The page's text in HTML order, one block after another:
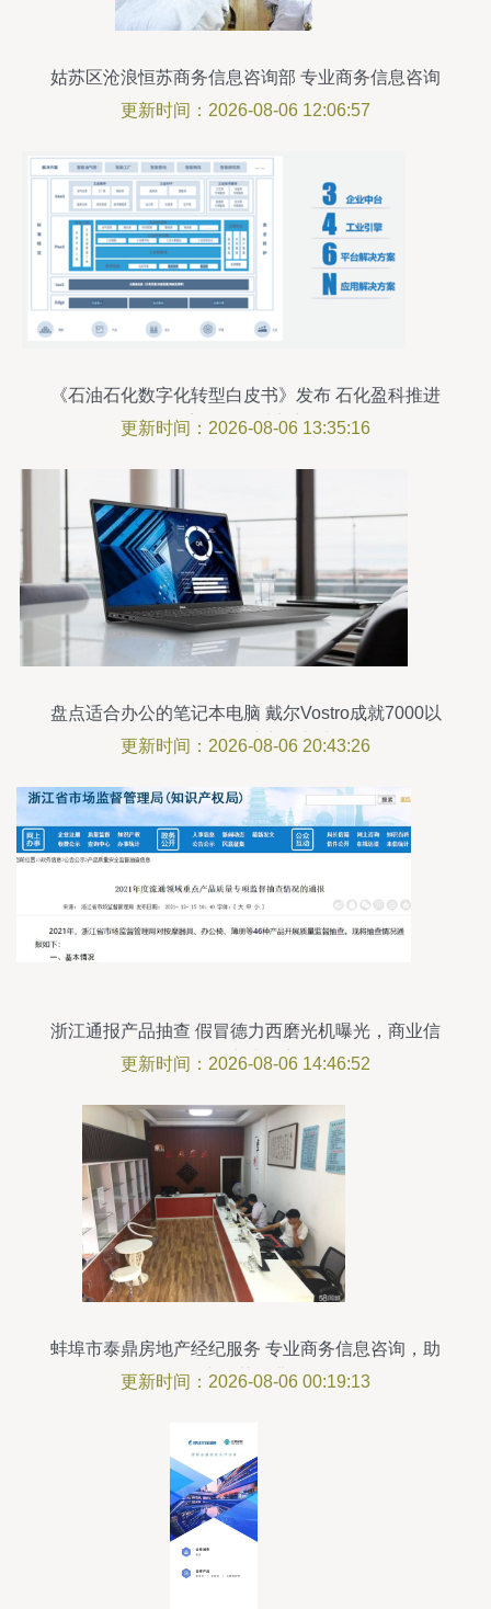
姑苏区沧浪恒苏商务信息咨询部 专业商务信息咨询
服务的引领者
更新时间：2026-08-06 12:06:57
《石油石化数字化转型白皮书》发布 石化盈科推进
数字化转型看点详解
更新时间：2026-08-06 13:35:16
盘点适合办公的笔记本电脑 戴尔Vostro成就7000以
旗舰品质领航商务之选
更新时间：2026-08-06 20:43:26
浙江通报产品抽查 假冒德力西磨光机曝光，商业信
息核实成热点
更新时间：2026-08-06 14:46:52
蚌埠市泰鼎房地产经纪服务 专业商务信息咨询，助
力智慧置业
更新时间：2026-08-06 00:19:13